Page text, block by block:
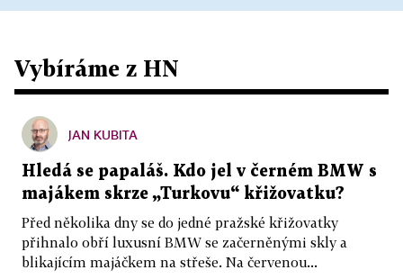
Vybíráme z HN
JAN KUBITA
Hledá se papaláš. Kdo jel v černém BMW s
majákem skrze „Turkovu“ křižovatku?
Před několika dny se do jedné pražské křižovatky
přihnalo obří luxusní BMW se začerněnými skly a
blikajícím majáčkem na střeše. Na červenou...